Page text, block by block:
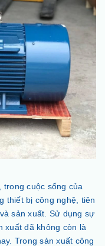
cuộc sống của
thiết bị công nghệ, tiên
sản xuất. Sử dụng sự
xuất đã không còn là
Trong sản xuất công